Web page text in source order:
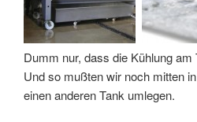
Dumm nur, dass die Kühlung am
Und so mußten wir noch mitten
einen anderen Tank umlegen.